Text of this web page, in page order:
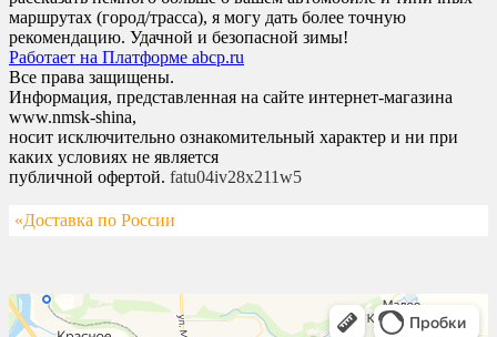
маршрутах (город/трасса), я могу дать более точную
рекомендацию. Удачной и безопасной зимы!
Работает на Платформе abcp.ru
Все права защищены.
Информация, представленная на сайте интернет-магазина
www.nmsk-shina,
носит исключительно ознакомительный характер и ни при
каких условиях не является
публичной офертой. fatu04iv28x211w5
«Доставка по России